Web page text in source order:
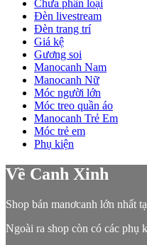
Chưa phân loại
Đèn livestream
Đèn trang trí
Giá kệ
Gương soi
Manocanh Nam
Manocanh Nữ
Móc người lớn
Móc treo quần áo
Manocanh Trẻ Em
Móc trẻ em
Phụ kiện
Về Canh Xinh
Shop bán manơcanh lớn nhất
Ngoài ra shop còn có các phụ